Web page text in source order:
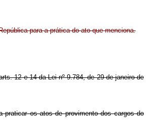
para a prática do ato que menciona.
12 e 14 da Lei nº 9.784, de 29 de janeiro de
praticar os atos de provimento dos cargos do